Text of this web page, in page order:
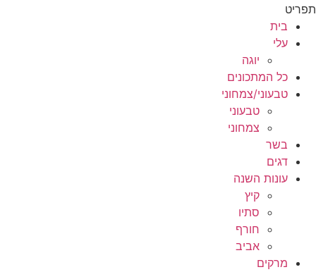
תפריט
בית
עלי
יוגה
כל המתכונים
טבעוני/צמחוני
טבעוני
צמחוני
בשר
דגים
עונות השנה
קיץ
סתיו
חורף
אביב
מרקים